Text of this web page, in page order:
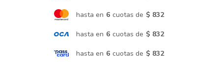
hasta en 6 cuotas de $ 832
hasta en 6 cuotas de $ 832
hasta en 6 cuotas de $ 832
Lavado y secado